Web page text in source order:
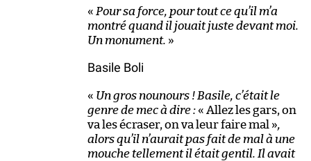
« Pour sa force, pour tout ce qu’il m’a
montré quand il jouait juste devant moi.
Un monument. »
Basile Boli
« Un gros nounours ! Basile, c’était le
genre de mec à dire : « Allez les gars, on
va les écraser, on va leur faire mal »,
alors qu’il n’aurait pas fait de mal à une
mouche tellement il était gentil. Il avait